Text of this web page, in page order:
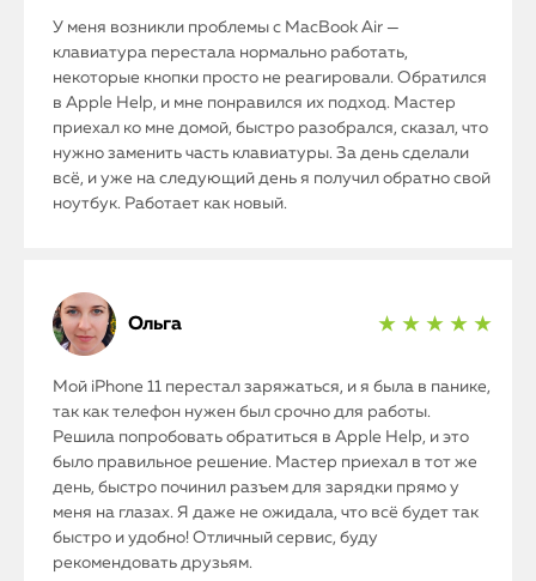
Mac Mini
О нас
Контакты
У меня возникли проблемы с MacBook Air —
клавиатура перестала нормально работать,
некоторые кнопки просто не реагировали. Обратился
в Apple Help, и мне понравился их подход. Мастер
приехал ко мне домой, быстро разобрался, сказал, что
нужно заменить часть клавиатуры. За день сделали
всё, и уже на следующий день я получил обратно свой
ноутбук. Работает как новый.
Ольга ★ ★ ★ ★ ★
Мой iPhone 11 перестал заряжаться, и я была в панике,
так как телефон нужен был срочно для работы.
Решила попробовать обратиться в Apple Help, и это
было правильное решение. Мастер приехал в тот же
день, быстро починил разъем для зарядки прямо у
меня на глазах. Я даже не ожидала, что всё будет так
быстро и удобно! Отличный сервис, буду
рекомендовать друзьям.